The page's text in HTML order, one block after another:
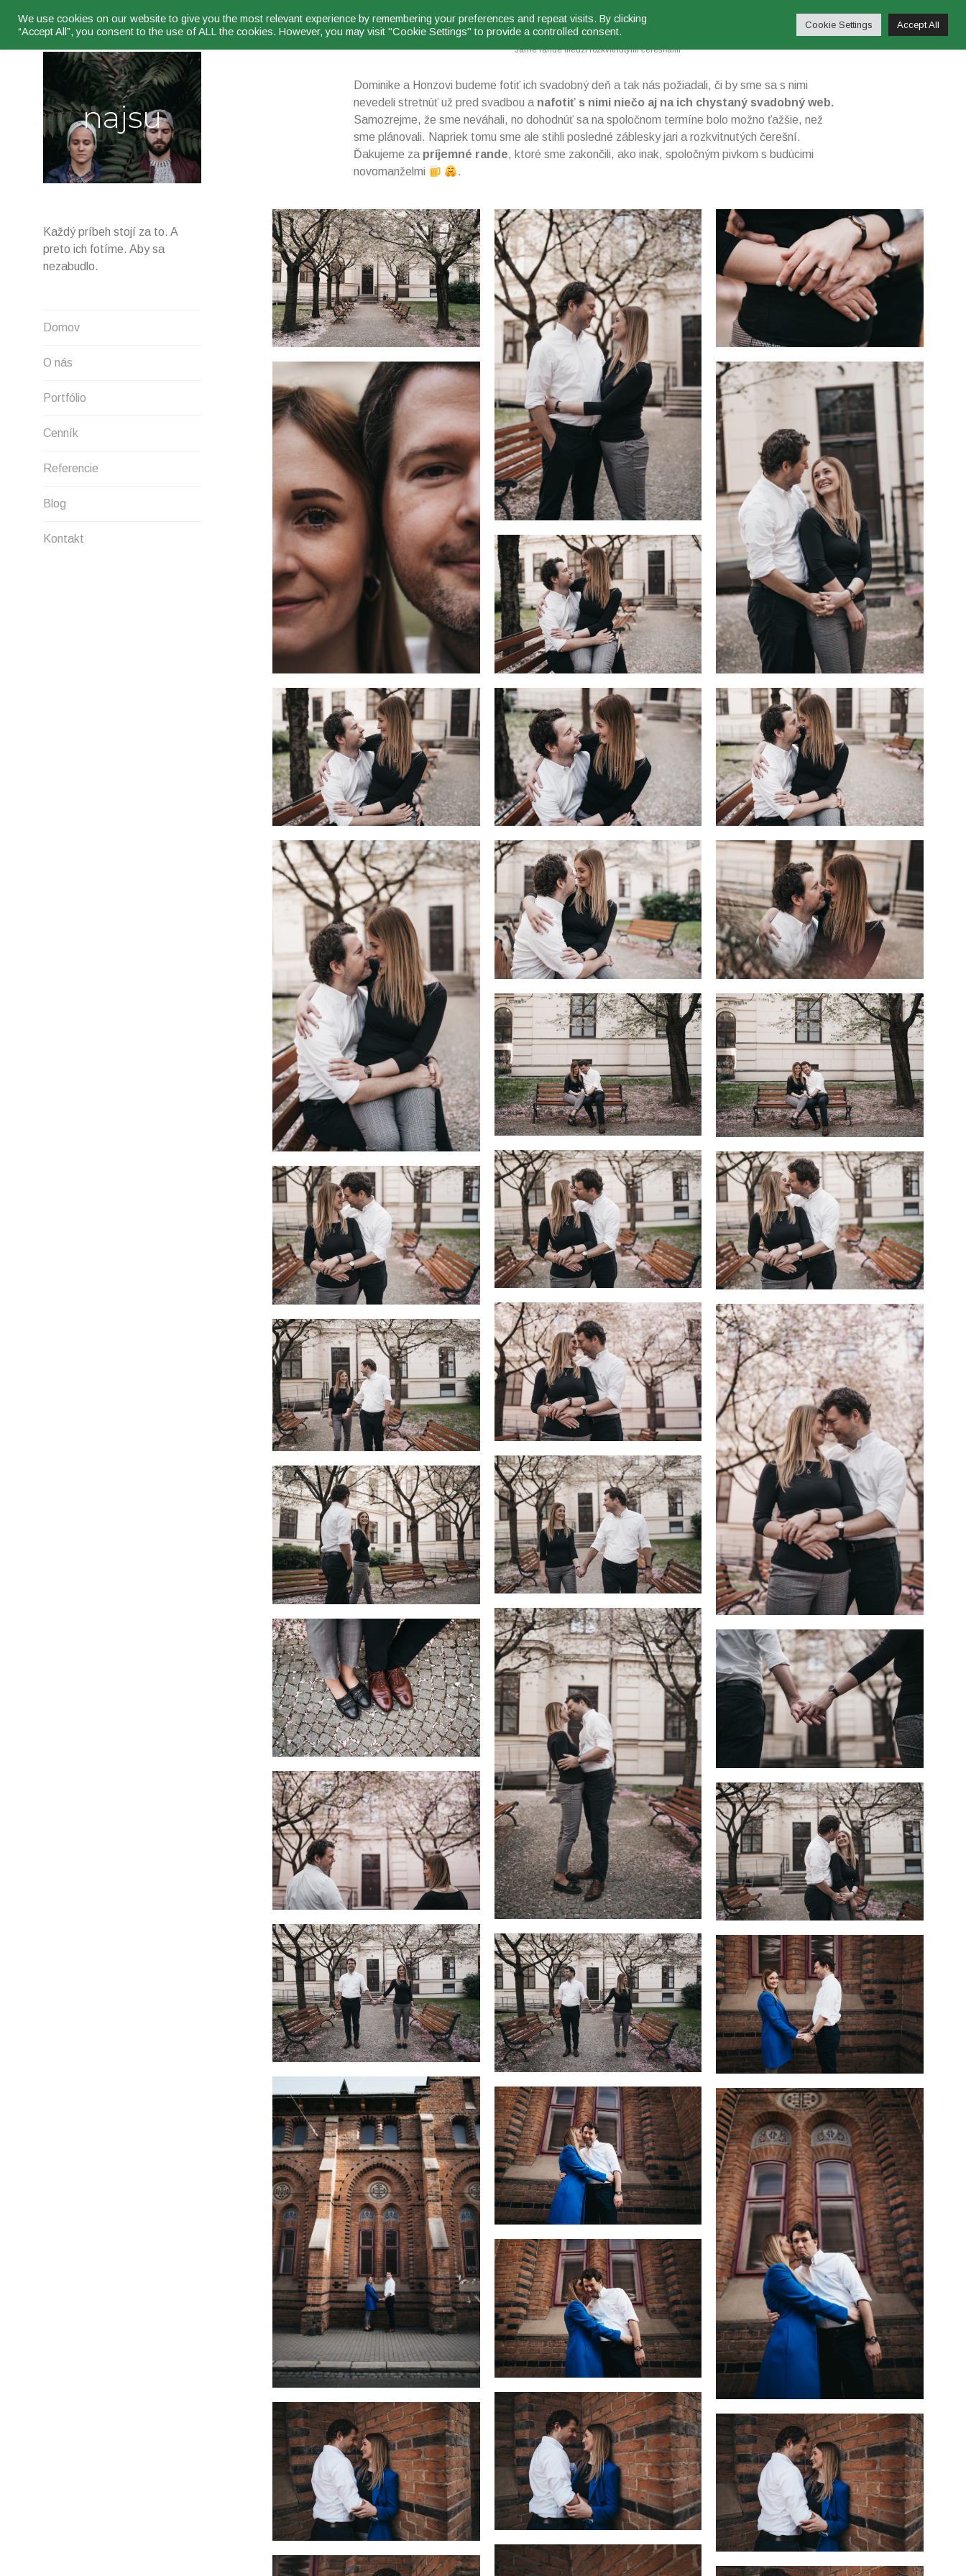
najsu
Každý príbeh stojí za to. A
preto ich fotíme. Aby sa
nezabudlo.
Domov
O nás
Portfólio
Cenník
Referencie
Blog
Kontakt
PREDSVADOBNÉ FOTENIE DOMINIKY & HONZU
Jarné rande medzi rozkvitnutými čerešňami
Dominike a Honzovi budeme fotiť ich svadobný deň a tak nás požiadali, či by sme sa s nimi
nevedeli stretnúť už pred svadbou a nafotiť s nimi niečo aj na ich chystaný svadobný web.
Samozrejme, že sme neváhali, no dohodnúť sa na spoločnom termíne bolo možno ťažšie, než
sme plánovali. Napriek tomu sme ale stihli posledné záblesky jari a rozkvitnutých čerešní.
Ďakujeme za príjemné rande, ktoré sme zakončili, ako inak, spoločným pivkom s budúcimi
novomanželmi
.
We use cookies on our website to give you the most relevant experience by remembering your preferences and repeat visits. By clicking
“Accept All”, you consent to the use of ALL the cookies. However, you may visit "Cookie Settings" to provide a controlled consent.
Cookie Settings Accept All